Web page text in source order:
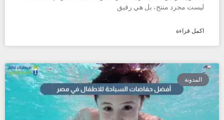
ليست مجرد منتج، بل هي رفيق
اكمل قراءة
المدونة